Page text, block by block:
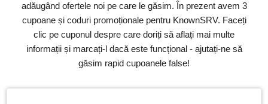
adăugând ofertele noi pe care le găsim. În prezent avem 3
cupoane și coduri promoționale pentru KnownSRV. Faceți
clic pe cuponul despre care doriți să aflați mai multe
informații și marcați-l dacă este funcțional - ajutați-ne să
găsim rapid cupoanele false!